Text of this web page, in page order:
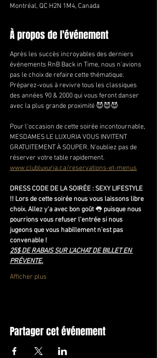
Montréal, QC H2N 1M4, Canada
À propos de l'événement
Après les succès incroyables des derniers
événements RnB Back in Time, nous n'avions
pas le choix de refaire cette thématique.
Préparez-vous à revivre tous les classiques
des années 90 & 2000 qui vous feront danser
avec la plus grande proximité 😈😈😈
Pour l'occasion de cette soirée incontournable,
MESDAMES LE LUXURIA VOUS INVITENT
GRATUITEMENT À SOUPER. N'oubliez pas de
réserver votre table rapidement.
www.clubluxuria.ca/reservations-et-menus
DRESS CODE DE LA SOIRÉE : SEXY LIFESTYLE
!! Lors de cette soirée nous vous laissons libre
choix. Allez y'a avec bon goût 👅 puisque nous
pourrions vous refuser l'entrée si nous
jugeons que vous habillement n'est pas
convenable !
25$ DE RABAIS SUR L'ACHAT DE BILLET EN
PRÉVENTE.
Afficher plus
Partager cet événement